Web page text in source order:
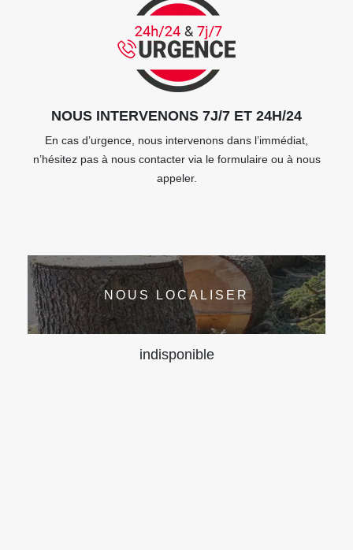
NOUS INTERVENONS 7J/7 ET 24H/24
En cas d’urgence, nous intervenons dans l’immédiat,
n’hésitez pas à nous contacter via le formulaire ou à nous
appeler.
NOUS LOCALISER
indisponible